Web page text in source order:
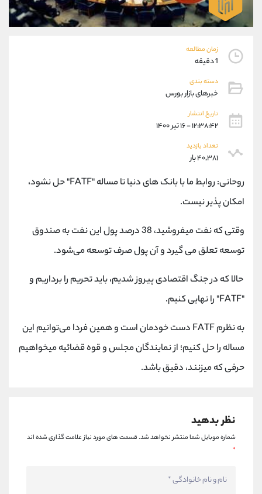
زمان مطالعه
1 دقیقه
دسته بندی
خبرهای بازار بورس
تاریخ انتشار
۱۲:۳۸:۴۲ - ۱۶ تیر ۱۴۰۰
تعداد بازدید
۴۰,۳۸۱ بار
روحانی: روابط ما با بانک های دنیا تا مساله "FATF" حل نشود،
امکان پذیر نیست.
وقتی که نفت میفروشید، 38 درصد پول این نفت به صندوق
توسعه تعلق می گیرد و آن پول صرف توسعه می‌‌شود.
حالا که در جنگ اقتصادی پیروز شدیم، باید تحریم را برداریم و
"FATF" را نهایی کنیم.
به نظرم FATF دست خودمان است و همین فردا می‌‌توانیم این
مساله را حل کنیم؛ از نمایندگان مجلس و قوه قضائیه میخواهیم
حرفی که میزنند، دقیق باشد.
نظر بدهید
شماره موبایل شما منتشر نخواهد شد.قسمت های مورد نیاز علامت گذاری شده اند
*
09304891085
واتساپ شروع گفتگو
پشتیبان فروش
موبایل
واتساپ
تلگرام
اطلاعات تماس (دفتر فروش)
تلفن
اینستاگرام @alireza.mehrabii
کانال تلگرام @alirezamehrabi_com